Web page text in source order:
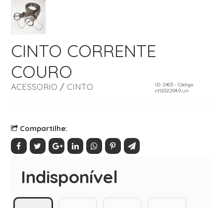
CINTO CORRENTE
COURO
ACESSORIO / CINTO
ID: 2403 - Código
ct1202204.9.un
Compartilhe:
Indisponível